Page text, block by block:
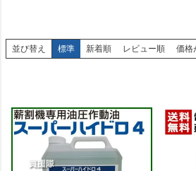
並び替え 標準 新着順 レビュー順 価格